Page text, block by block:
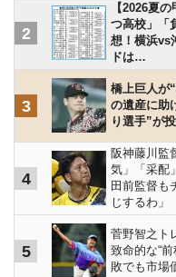
2
【2026夏
つ高校」「
想！横浜vs
ドは…
3
橋上巨人が
の遺産に助
り選手”が
4
阪神藤川監
気」「采配
田前監督も
じするわ」
5
菅野智之ト
致命的な“
敗でも市場